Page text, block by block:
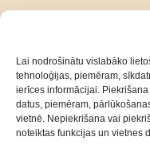
Lai nodrošinātu vislabāko
tehnoloģijas, piemēram,
ierīces informācijai.
datus, piemēram,
vietnē. Nepiekrišana vai
noteiktas funkcijas un vietnes
Seko mums: